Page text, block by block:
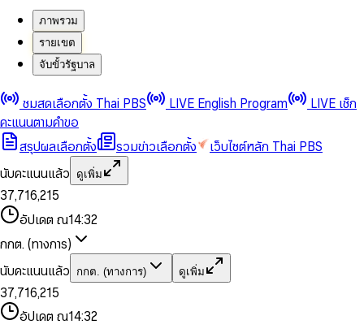
ภาพรวม
รายเขต
จับขั้วรัฐบาล
ชมสดเลือกตั้ง Thai PBS LIVE English Program
LIVE เช็ก
คะแนนตามคำขอ
สรุปผลเลือกตั้ง
รวมข่าวเลือกตั้ง
เว็บไซต์หลัก Thai PBS
นับคะแนนแล้ว
ดูเพิ่ม
0
1
2
3
4
5
6
8
9
0
1
2
3
4
5
6
7
8
9
,
0
1
2
4
6
7
8
9
0
1
2
3
4
5
6
7
8
9
0
1
3
5
6
7
8
9
,
1
2
4
5
7
8
9
0
1
3
4
6
7
8
9
0
2
3
4
5
7
8
อัปเดต ณ14:32
กกต. (ทางการ)
นับคะแนนแล้ว
กกต. (ทางการ) ดูเพิ่ม
0
1
2
3
4
5
0
1
2
4
5
6
7
8
9
,
0
1
2
4
6
7
8
9
0
1
2
3
0
1
3
5
6
7
8
,
1
2
4
0
1
3
0
2
3
4
5
7
อัปเดต ณ14:32